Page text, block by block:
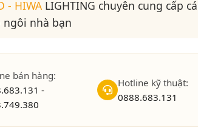
- HIWALIGHTING chuyên cung cấp
ngôi nhà bạn
bán hàng:
-
Hotline kỹ thuật:
0888.683.131